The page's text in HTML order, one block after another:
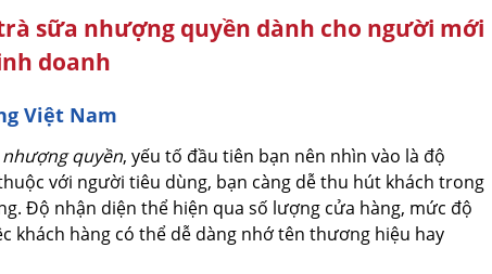
sữa nhượng quyền dành cho người mới
doanh
Việt Nam
quyền, yếu tố đầu tiên bạn nên nhìn vào là độ
với người tiêu dùng, bạn càng dễ thu hút khách trong
Độ nhận diện thể hiện qua số lượng cửa hàng, mức độ
khách hàng có thể dễ dàng nhớ tên thương hiệu hay